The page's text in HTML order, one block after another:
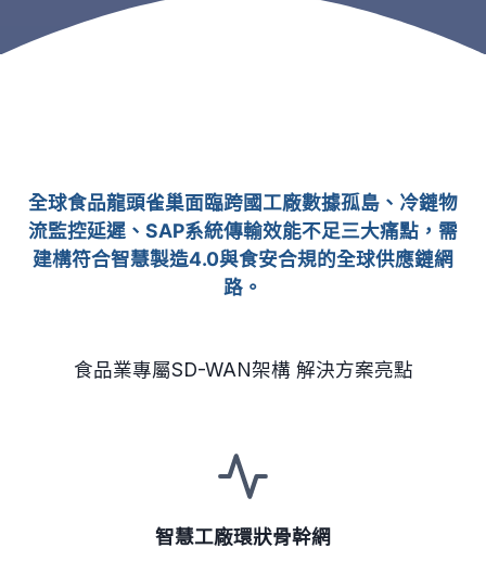
全球食品龍頭雀巢面臨跨國工廠數據孤島、冷鏈物
流監控延遲、SAP系統傳輸效能不足三大痛點，需
建構符合智慧製造4.0與食安合規的全球供應鏈網
路。
食品業專屬SD-WAN架構 解決方案亮點
智慧工廠環狀骨幹網